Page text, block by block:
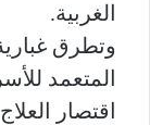
الغربية.
وتطرق
المتعمد
اقتصار